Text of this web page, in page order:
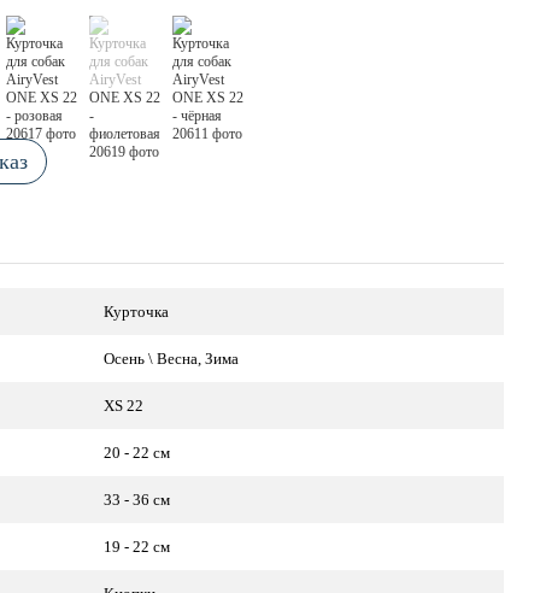
Курточка
Осень \ Весна, Зима
XS 22
20 - 22 см
33 - 36 см
19 - 22 см